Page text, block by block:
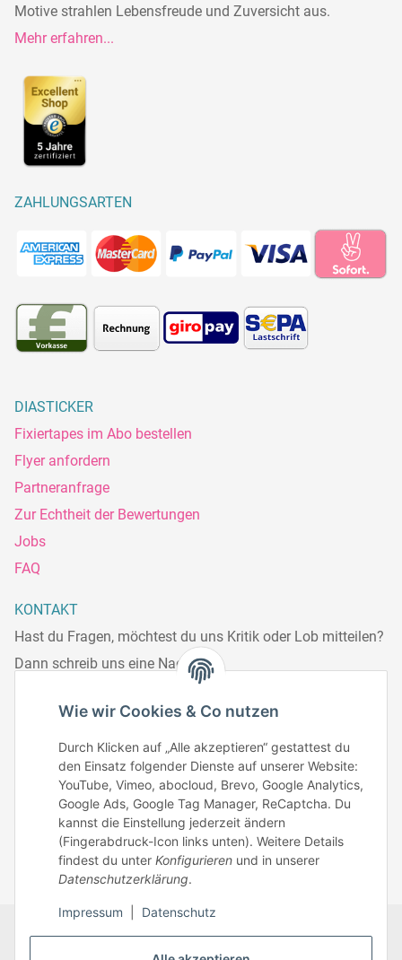
Wie wir Cookies & Co nutzen
Durch Klicken auf „Alle akzeptieren“ gestattest du
den Einsatz folgender Dienste auf unserer Website:
YouTube, Vimeo, abocloud, Brevo, Google Analytics,
Google Ads, Google Tag Manager, ReCaptcha. Du
kannst die Einstellung jederzeit ändern
(Fingerabdruck-Icon links unten). Weitere Details
findest du unter Konfigurieren und in unserer
Datenschutzerklärung.
Impressum Datenschutz
Motive strahlen Lebensfreude und Zuversicht aus.
Mehr erfahren...
ZAHLUNGSARTEN
DIASTICKER
Fixiertapes im Abo bestellen
Flyer anfordern
Partneranfrage
Zur Echtheit der Bewertungen
Jobs
FAQ
KONTAKT
Hast du Fragen, möchtest du uns Kritik oder Lob mitteilen?
Dann schreib uns eine Nachricht.
Telefonisch erreichst du uns:
Telefonnr.: 0951/70045771
Zum Kontakt
Datenschutz AGB
Zahlungsmöglichkeiten